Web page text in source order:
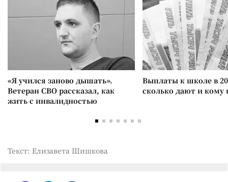
«Я учился заново дышать».
Ветеран СВО рассказал, как
жить с инвалидностью
Выплаты к школе в
сколько дают и
Текст: Елизавета Шишкова